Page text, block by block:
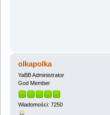
olkapolka
YaBB Administrator
God Member
Wiadomości: 7250